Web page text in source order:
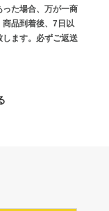
った場合、万が一商
品到着後、7日以
ます。必ずご返送